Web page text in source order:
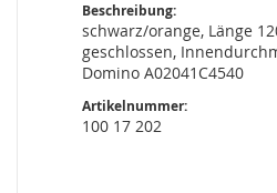
Beschreibung:
schwarz/orange, Länge
geschlossen,
Domino A02041C4540
Artikelnummer:
100 17 202